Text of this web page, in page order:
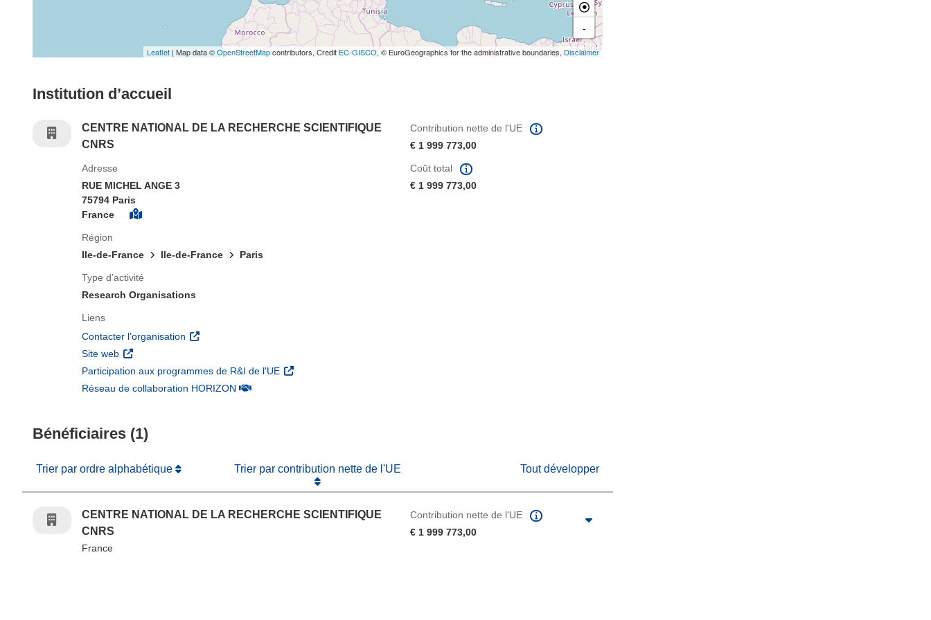
-
Leaflet | Map data ©OpenStreetMapcontributors, Credit EC-GISCO, © EuroGeographics for the administrative boundaries, Disclaimer
Institution d’accueil
CENTRE NATIONAL DE LA RECHERCHE SCIENTIFIQUE
CNRS
Contribution nette de l'UE
€ 1 999 773,00
Adresse
RUE MICHEL ANGE 3
75794 Paris
France
Région
Ile-de-France
Ile-de-France Paris
Type d’activité
Research Organisations
Liens
Contacter l’organisation (s’ouvre dans une nouvelle fenêtre)
Site web (s’ouvre dans une nouvelle fenêtre)
Participation aux programmes de R&I de l'UE (s’ouvre dans une nouvelle fenêtre)
Réseau de collaboration HORIZON(s’ouvre dans une nouvelle fenêtre)
Coût total
€ 1 999 773,00
Bénéficiaires (1)
Trier par ordre alphabétique Trier par contribution nette de l'UE Tout développer
CENTRE NATIONAL DE LA RECHERCHE SCIENTIFIQUE
CNRS
France
Contribution nette de l'UE
€ 1 999 773,00